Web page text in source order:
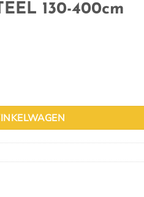
130-400cm